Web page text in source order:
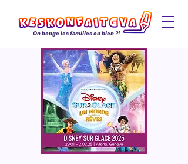
On bouge les familles ou bien ?!